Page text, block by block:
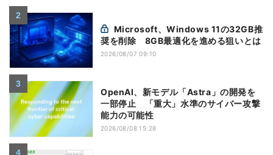
奨を削除 8GB最適化を進める狙いとは
2026/08/07 09:10
OpenAI、新モデル「Astra」の開発を
一部停止 「重大」水準のサイバー攻撃
能力の可能性
2026/08/08 15:28